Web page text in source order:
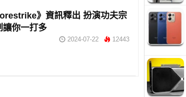
》資訊釋出 扮演功夫宗
讓你一打多
2024-07-22 12443